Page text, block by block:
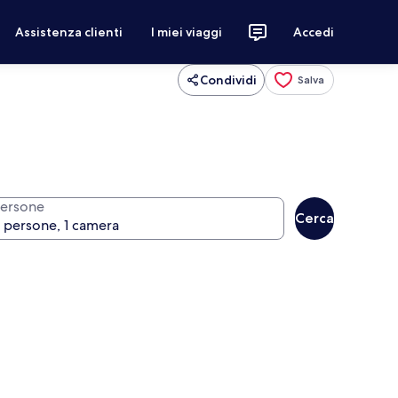
Assistenza clienti I miei viaggi Accedi
Condividi Salva
Cerca